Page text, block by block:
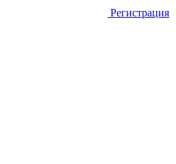
Регистрация